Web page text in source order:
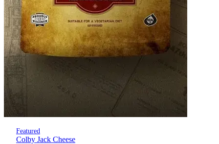
Featured
Colby Jack Cheese